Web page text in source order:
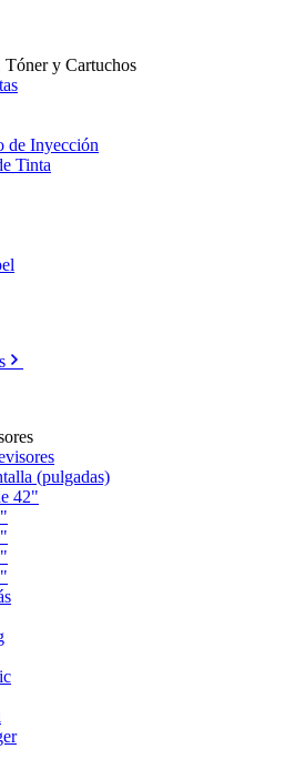
Tóner y Cartuchos
de Inyección
Tinta
(pulgadas)
42"